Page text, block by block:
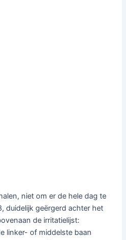
niet om er de hele dag te
duidelijk geërgerd achter het
de irritatielijst:
linker- of middelste baan